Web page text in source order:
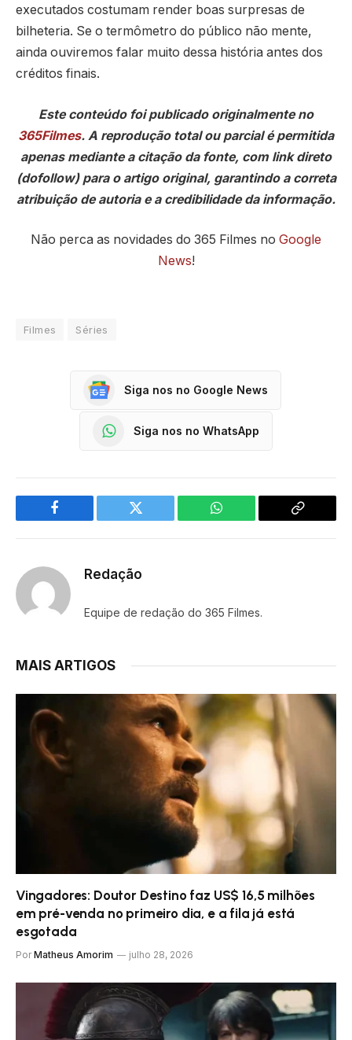
executados costumam render boas surpresas de
bilheteria. Se o termômetro do público não mente,
ainda ouviremos falar muito dessa história antes dos
créditos finais.
Este conteúdo foi publicado originalmente no
365Filmes. A reprodução total ou parcial é permitida
apenas mediante a citação da fonte, com link direto
(dofollow) para o artigo original, garantindo a correta
atribuição de autoria e a credibilidade da informação.
Não perca as novidades do 365 Filmes no Google
News!
Filmes Séries
Siga nos no Google News
Siga nos no WhatsApp
Facebook Twitter WhatsApp
Copy
Redação
Equipe de redação do 365 Filmes.
MAIS ARTIGOS
Vingadores: Doutor Destino faz US$ 16,5 milhões
em pré-venda no primeiro dia, e a fila já está
esgotada
Por Matheus Amorim julho 28, 2026